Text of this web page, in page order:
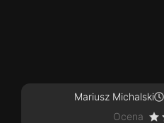
Mariusz Michalski
Ocena